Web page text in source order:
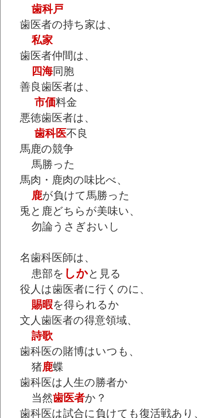
歯科戸
歯医者の持ち家は、
私家
歯医者仲間は、
四海同胞
善良歯医者は、
市価料金
悪徳歯医者は、
歯科医不良
馬鹿の競争
馬勝った
馬肉・鹿肉の味比べ、
鹿が負けて馬勝った
兎と鹿どちらが美味い、
勿論うさぎおいし
名歯科医師は、
患部を しかと見る
役人は歯医者に行くのに、
賜暇を得られるか
文人歯医者の得意領域、
詩歌
歯科医の賭博はいつも、
猪鹿蝶
歯科医は人生の勝者か
当然歯医者か？
歯科医は試合に負けても復活戦あり、